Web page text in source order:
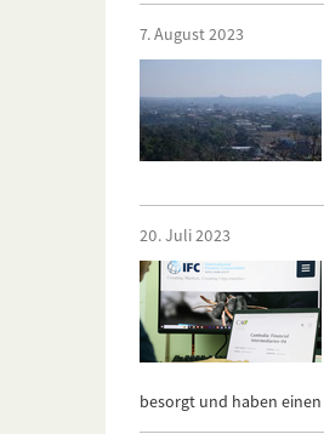
7. August 2023
20. Juli 2023
besorgt und haben